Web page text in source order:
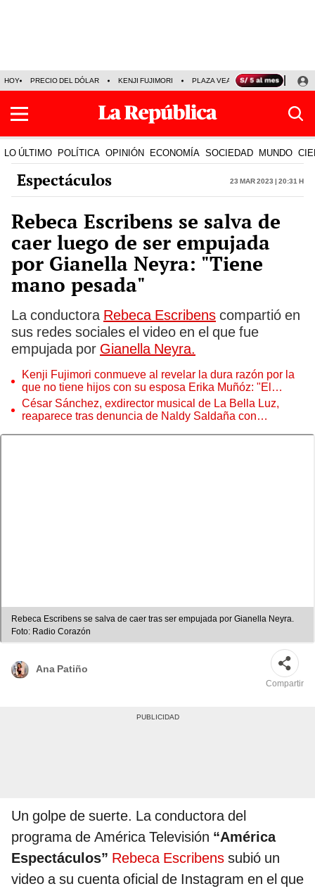
HOY PRECIO DEL DÓLAR KENJI FUJIMORI PLAZA VEA FERIADOS
LO ÚLTIMO POLÍTICA OPINIÓN ECONOMÍA SOCIEDAD MUNDO
Espectáculos 23 Mar 2023 | 20:31 h
Rebeca Escribens se salva de
caer luego de ser empujada
por Gianella Neyra: "Tiene
mano pesada"
La conductora Rebeca Escribens compartió en
sus redes sociales el video en el que fue
empujada por Gianella Neyra.
Kenji Fujimori conmueve al revelar la dura razón por la
que no tiene hijos con su esposa Erika Muñóz: "El
proceso judicial"
César Sánchez, exdirector musical de La Bella Luz,
reaparece tras denuncia de Naldy Saldaña con
Rebeca Escribens se salva de caer tras ser empujada por Gianella Neyra.
Foto: Radio Corazón
Ana Patiño
Compartir
Un golpe de suerte. La conductora del
programa de América Televisión “América
Espectáculos” Rebeca Escribens subió un
video a su cuenta oficial de Instagram en el que